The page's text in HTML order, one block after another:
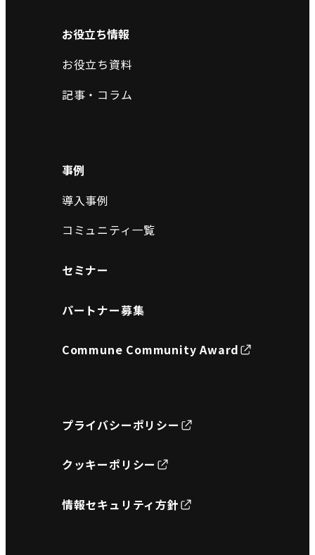
お役立ち情報
お役立ち資料
記事・コラム
事例
導入事例
コミュニティ一覧
セミナー
パートナー募集
Commune Community Award
プライバシーポリシー
クッキーポリシー
情報セキュリティ方針